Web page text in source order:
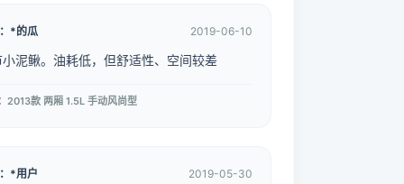
*的瓜 2019-06-10
小泥鳅。油耗低，但舒适性、空间较差
2013款 两厢 1.5L 手动风尚型
*用户 2019-05-30